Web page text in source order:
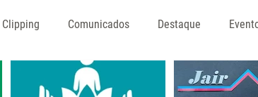
Clipping Comunicados Destaque
Judiciário Convênios